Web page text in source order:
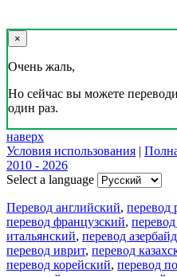
×
Очень жаль,
Но сейчас вы можете
один раз.
наверх
Условия использования |
2010 - 2026
Select a language
Перевод английский, перевод
перевод французский,
итальянский, перевод
перевод иврит, перевод
перевод корейский, перевод